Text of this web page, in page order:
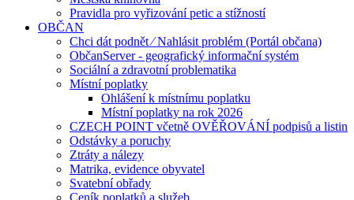
Pravidla pro vyřizování petic a stížností
OBČAN
Chci dát podnět ⁄ Nahlásit problém (Portál občana)
ObčanServer - geografický informační systém
Sociální a zdravotní problematika
Místní poplatky
Ohlášení k místnímu poplatku
Místní poplatky na rok 2026
CZECH POINT včetně OVĚŘOVÁNÍ podpisů a listin
Odstávky a poruchy
Ztráty a nálezy
Matrika, evidence obyvatel
Svatební obřady
Ceník poplatků a služeb